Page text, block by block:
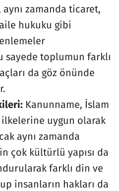
zamanda ticaret,
hukuku gibi
sayede toplumun farklı
da göz önünde
Kanunname, İslam
uygun olarak
aynı zamanda
çok kültürlü yapısı da
farklı din ve
insanların hakları da